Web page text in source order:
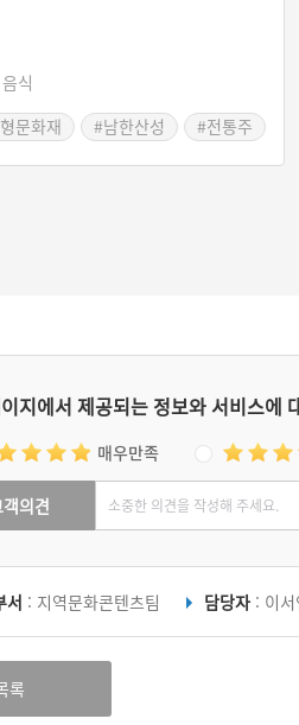
식
문화재
#남한산성
#전통주
지에서 제공되는 정보와 서비스에
매우만족
의견
서 : 지역문화콘텐츠팀 담당자 : 이서
록